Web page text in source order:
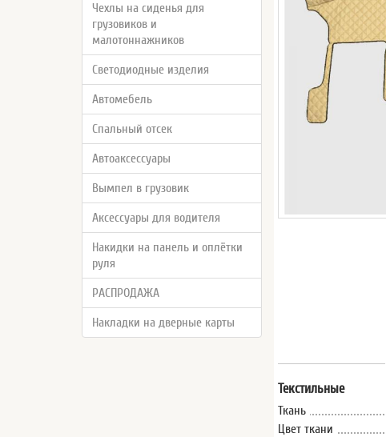
Чехлы на сиденья для
грузовиков и
малотоннажников
Светодиодные изделия
Автомебель
Спальный отсек
Автоаксессуары
Вымпел в грузовик
Аксессуары для водителя
Накидки на панель и оплётки
руля
РАСПРОДАЖА
Накладки на дверные карты
Текстильные
Ткань
Цвет ткани